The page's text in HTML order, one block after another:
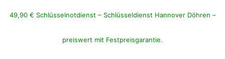
49,90 € Schlüsselnotdienst – Schlüsseldienst Hannover Döhren –
preiswert mit Festpreisgarantie.